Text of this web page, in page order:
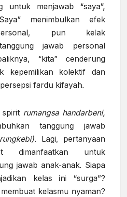
untuk menjawab “saya”,
menimbulkan efek
pun kelak
jawab personal
“kita” cenderung
kepemilikan kolektif dan
fardu kifayah.
spirit rumangsa handarbeni,
tanggung jawab
Lagi, pertanyaan
dimanfaatkan untuk
jawab anak-anak. Siapa
kelas ini “surga”?
kelasmu nyaman?